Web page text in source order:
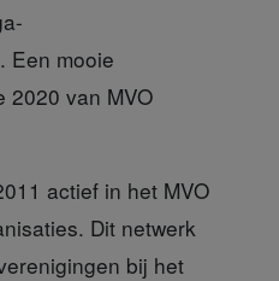
Een mooie
2020 van MVO
actief in het MVO
Dit netwerk
bij het